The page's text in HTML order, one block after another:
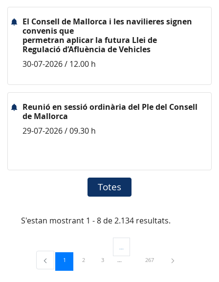
El Consell de Mallorca i les navilieres signen
convenis que
permetran aplicar la futura Llei de
Regulació d’Afluència de Vehicles
30-07-2026 / 12.00 h
Reunió en sessió ordinària del Ple del Consell
de Mallorca
29-07-2026 / 09.30 h
Totes
S'estan mostrant 1 - 8 de 2.134 resultats.
Pàgina
1 Pàgina
2 Pàgina
3
Pàgines intermèdies Utilitzeu TAB per
Pàgina
267